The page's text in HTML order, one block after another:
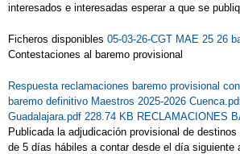
interesados e interesadas esperar a que se
Ficheros disponibles 05-03-26-CGT MAE 25 26
Contestaciones al baremo provisional
Respuesta reclamaciones baremo provisional
baremo definitivo Maestros 2025-2026
Guadalajara.pdf 228.74 KB RECLAMACIONES
Publicada la adjudicación provisional de
de 5 días hábiles a contar desde el día